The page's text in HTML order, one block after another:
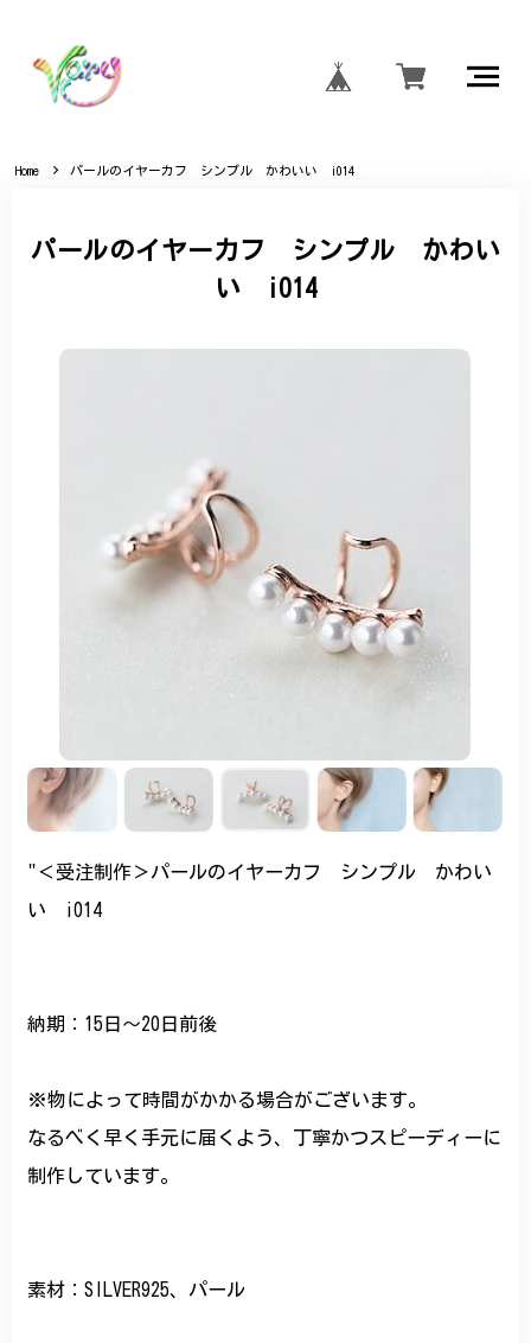
Home パールのイヤーカフ シンプル かわいい i014
パールのイヤーカフ シンプル かわい
い i014
"＜受注制作＞パールのイヤーカフ シンプル かわい
い i014
納期：15日～20日前後
※物によって時間がかかる場合がございます。
なるべく早く手元に届くよう、丁寧かつスピーディーに
制作しています。
素材：SILVER925、パール